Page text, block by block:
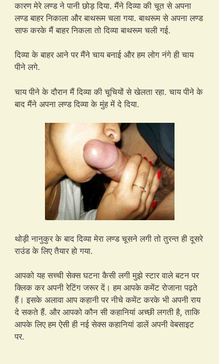
कारण मेरे लण्ड ने पानी छोड़ दिया. मैंने दिव्या की चूत से अपना
लण्ड बाहर निकाला और बाथरूम चला गया. बाथरूम से अपना लण्ड
साफ करके मैं बाहर निकला तो दिव्या बाथरूम चली गई.
दिव्या के बाहर आने पर मैंने चाय बनाई और हम लोग नंगे ही चाय
पीने लगे.
चाय पीने के दौरान मैं दिव्या की चूचियों से खेलता रहा. चाय पीने के
बाद मैंने अपना लण्ड दिव्या के मुंह में दे दिया.
थोड़ी नानुकुर के बाद दिव्या मेरा लण्ड चूसने लगी तो तुरन्त ही दूसरे
राउंड के लिए तैयार हो गया.
आपको यह सच्ची सेक्स घटनाकैसी लगी मुझेस्टारवाले बटन पर
क्लिक कर अपनीरेटिंग जरूर दें। हम आपकेकमेंट रोजाना पढ़ते
हैं। इसके अलावा आपकहानी पर नीचेकमेंट करके भी अपनी राय
दे सकते हैं. और आपको कौन सी कहानियां अच्छी लगती है, ताकि
आपके लिए हम ऐसी ही नई सेक्सकहानियां डालें अपनी वेबसाइट
पर.